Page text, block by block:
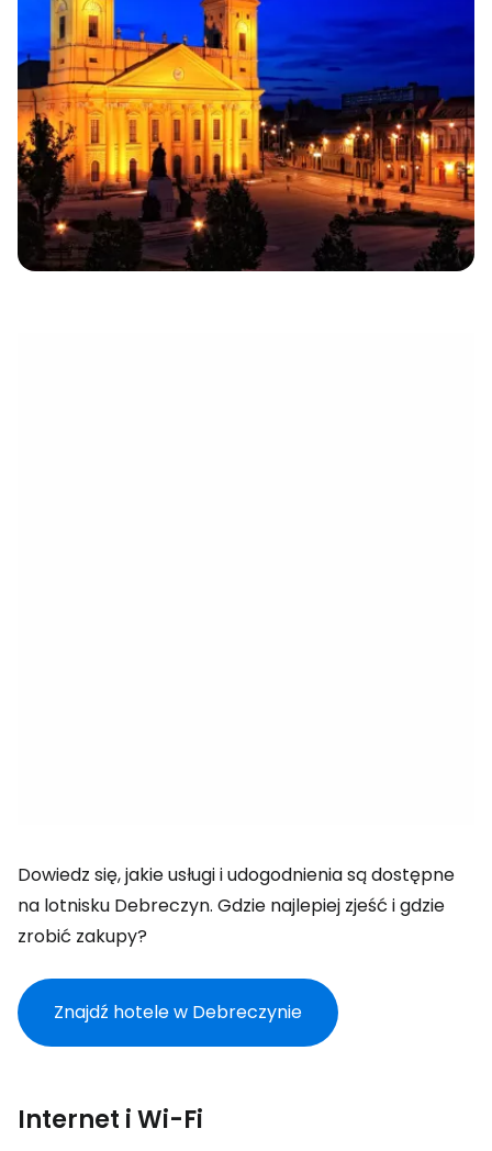
Dowiedz się, jakie usługi i udogodnienia są dostępne
na lotnisku Debreczyn. Gdzie najlepiej zjeść i gdzie
zrobić zakupy?
Znajdź hotele w Debreczynie
Internet i Wi-Fi